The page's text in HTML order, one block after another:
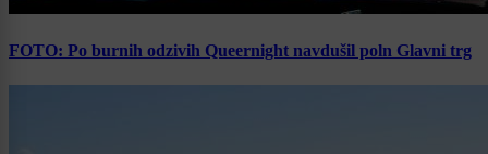
FOTO: Po burnih odzivih Queernight navdušil poln Glavni trg